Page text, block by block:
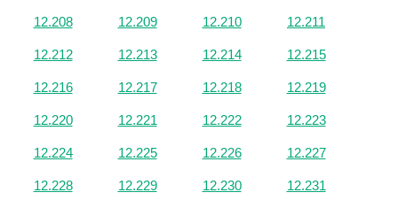
12.208 12.209 12.210 12.211
12.212 12.213 12.214 12.215
12.216 12.217 12.218 12.219
12.220 12.221 12.222 12.223
12.224 12.225 12.226 12.227
12.228 12.229 12.230 12.231